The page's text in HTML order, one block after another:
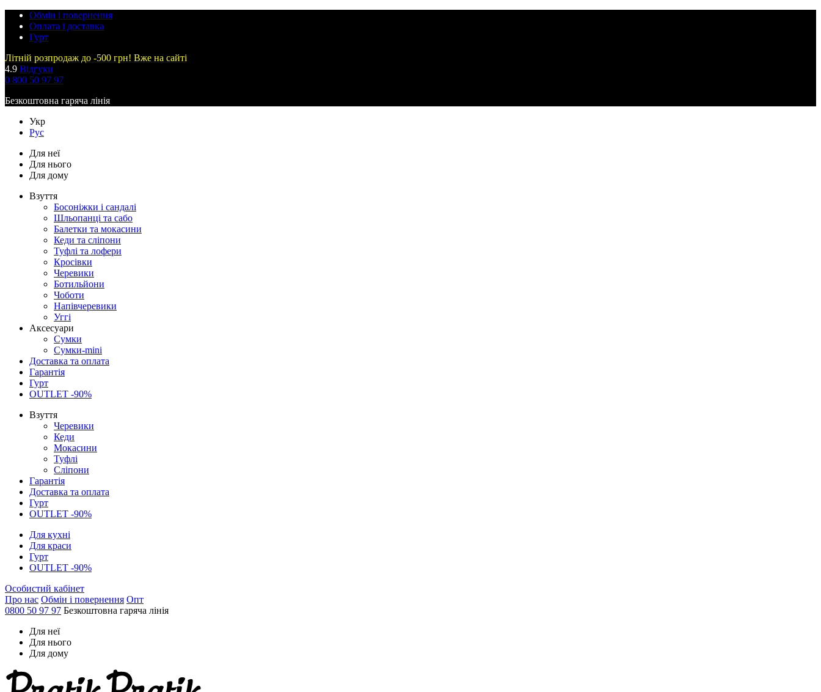
Обмін і повернення
Оплата і доставка
Гурт
Літній розпродаж до -500 грн! Вже на сайті
4.9 Відгуки
0 800 50 97 97
Безкоштовна гаряча лінія
Укр
Рус
Для неї
Для нього
Для дому
Взуття
Босоніжки і сандалі
Шльопанці та сабо
Балетки та мокасини
Кеди та сліпони
Туфлі та лофери
Кросівки
Черевики
Ботильйони
Чоботи
Напівчеревики
Уггі
Аксесуари
Сумки
Сумки-mini
Доставка та оплата
Гарантія
Гурт
OUTLET -90%
Взуття
Черевики
Кеди
Мокасини
Туфлі
Сліпони
Гарантія
Доставка та оплата
Гурт
OUTLET -90%
Для кухні
Для краси
Гурт
OUTLET -90%
Особистий кабінет
Про нас Обмін і повернення Опт
0800 50 97 97 Безкоштовна гаряча лінія
Для неї
Для нього
Для дому